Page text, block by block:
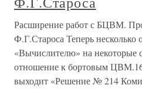
Расширение работ с БЦВМ.
Ф.Г.Староса Теперь несколько
«Вычислителю» на
отношение к бортовым ЦВМ.16
выходит «Решение № 214